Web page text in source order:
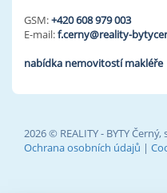
GSM:+420 608 979 003
E-mail:f.cerny@reality-
nabídka nemovitostí makléře
2026 © REALITY - BYTY
Ochrana osobních údajů |